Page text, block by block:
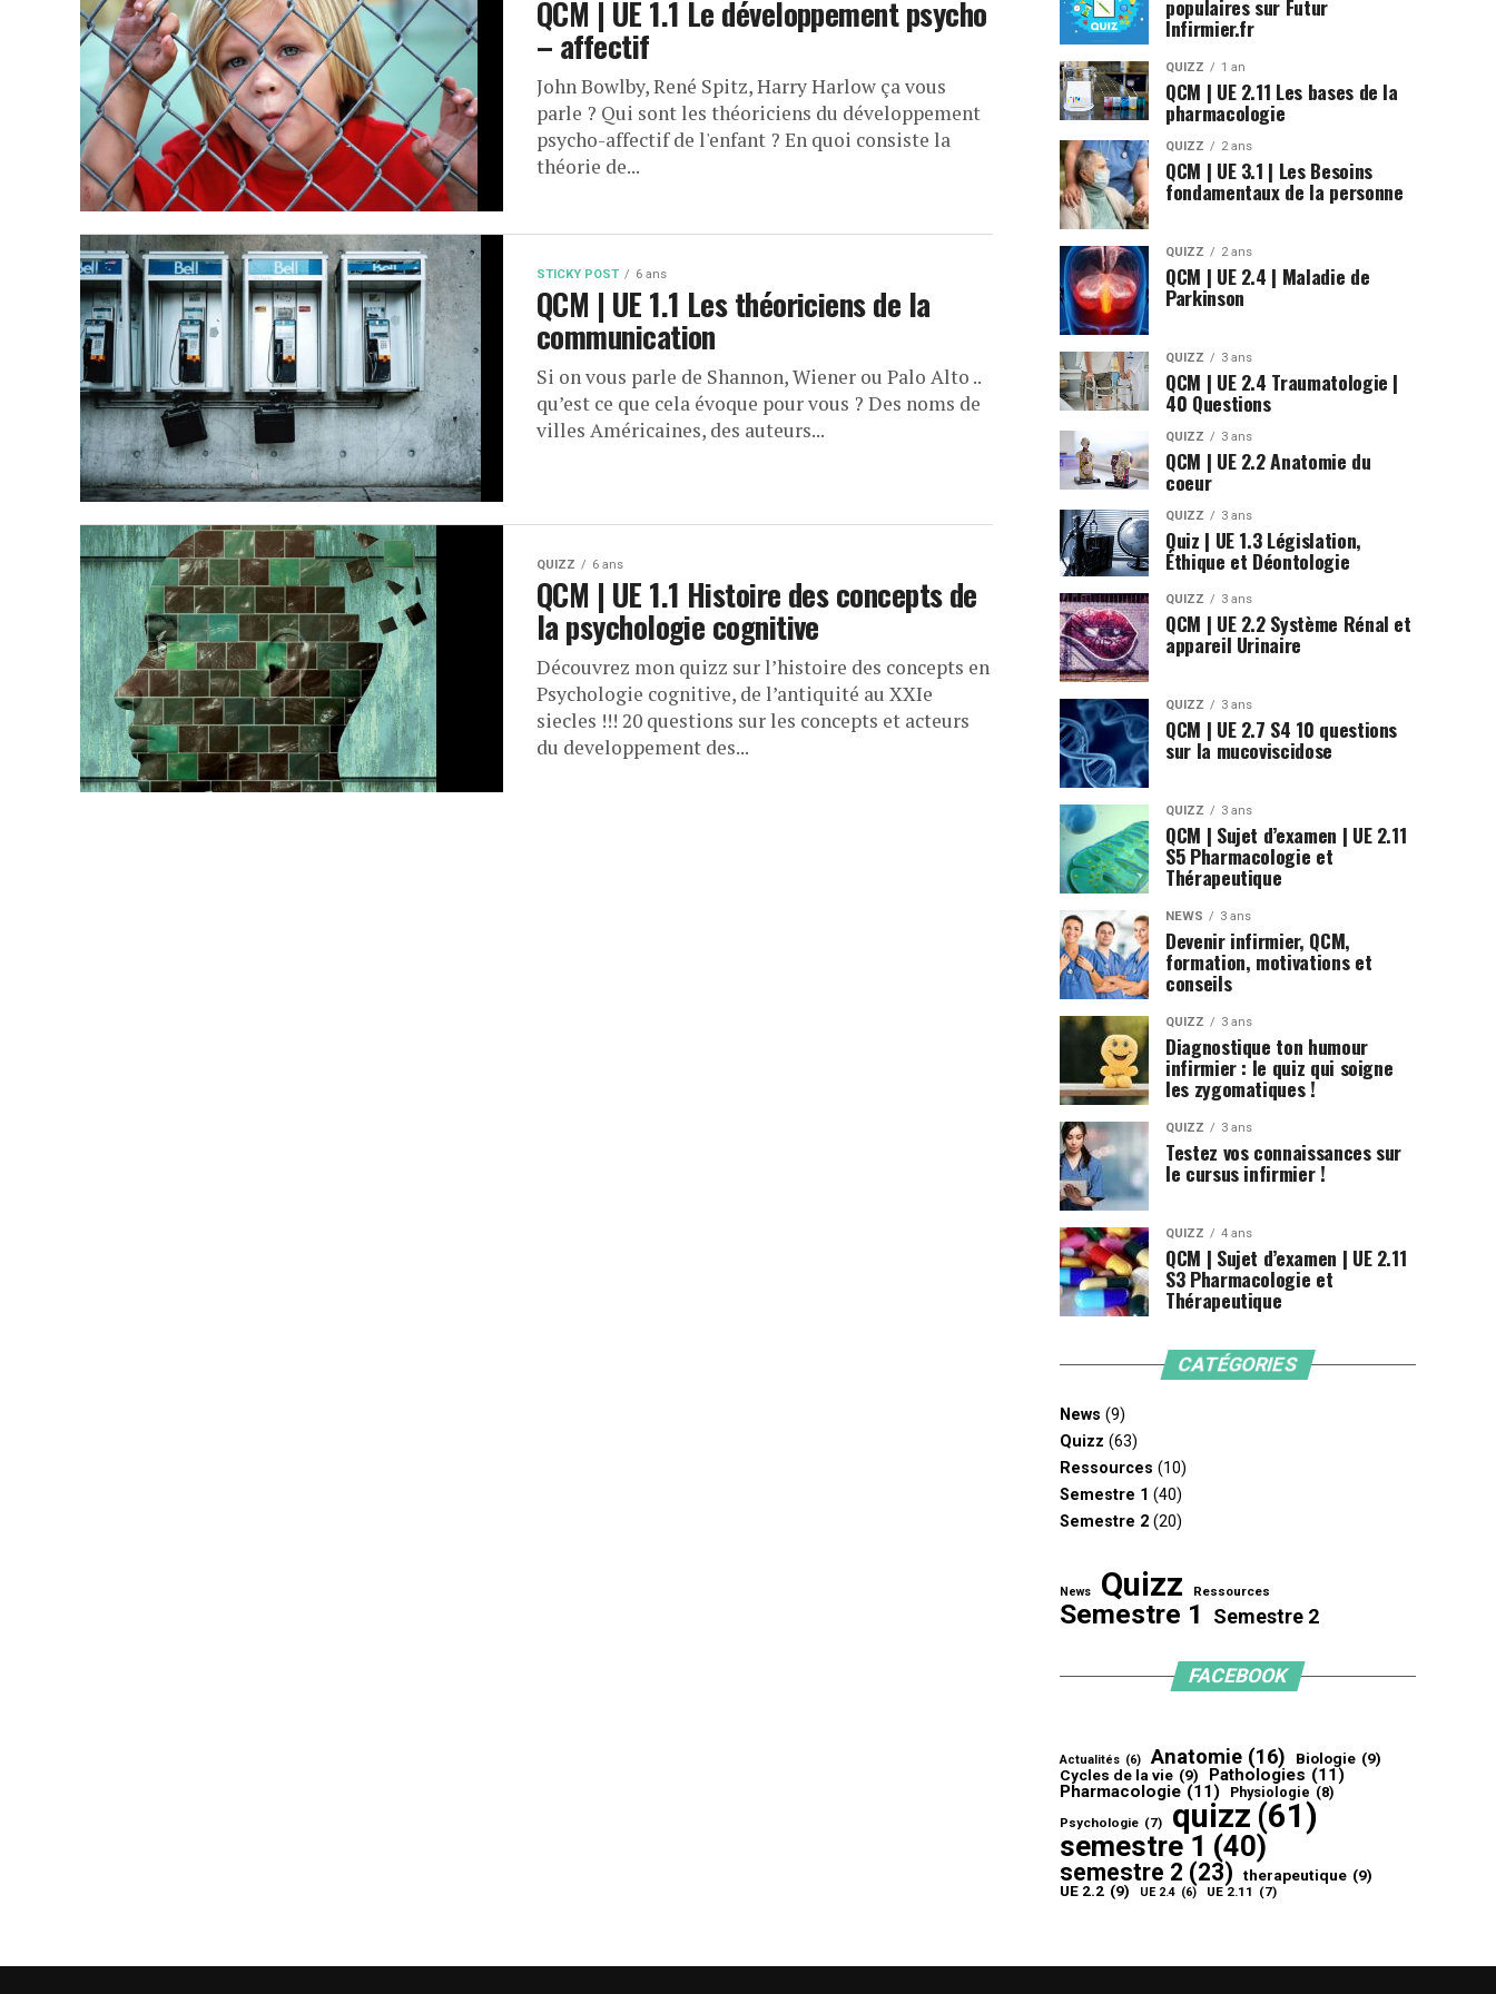
QCM | UE 1.1 Le développement psycho
– affectif
John Bowlby, René Spitz, Harry Harlow ça vous
parle ? Qui sont les théoriciens du développement
psycho-affectif de l'enfant ? En quoi consiste la
théorie de...
STICKY POST 6 ans
QCM | UE 1.1 Les théoriciens de la
communication
Si on vous parle de Shannon, Wiener ou Palo Alto ..
qu’est ce que cela évoque pour vous ? Des noms de
villes Américaines, des auteurs...
QUIZZ 6 ans
QCM | UE 1.1 Histoire des concepts de
la psychologie cognitive
Découvrez mon quizz sur l’histoire des concepts en
Psychologie cognitive, de l’antiquité au XXIe
siecles !!! 20 questions sur les concepts et acteurs
du developpement des...
populaires sur Futur
Infirmier.fr
QUIZZ 1 an
QCM | UE 2.11 Les bases de la
pharmacologie
QUIZZ 2 ans
QCM | UE 3.1 | Les Besoins
fondamentaux de la personne
QUIZZ 2 ans
QCM | UE 2.4 | Maladie de
Parkinson
QUIZZ 3 ans
QCM | UE 2.4 Traumatologie |
40 Questions
QUIZZ 3 ans
QCM | UE 2.2 Anatomie du
coeur
QUIZZ 3 ans
Quiz | UE 1.3 Législation,
Éthique et Déontologie
QUIZZ 3 ans
QCM | UE 2.2 Système Rénal et
appareil Urinaire
QUIZZ 3 ans
QCM | UE 2.7 S4 10 questions
sur la mucoviscidose
QUIZZ 3 ans
QCM | Sujet d’examen | UE 2.11
S5 Pharmacologie et
Thérapeutique
NEWS 3 ans
Devenir infirmier, QCM,
formation, motivations et
conseils
QUIZZ 3 ans
Diagnostique ton humour
infirmier : le quiz qui soigne
les zygomatiques !
QUIZZ 3 ans
Testez vos connaissances sur
le cursus infirmier !
QUIZZ 4 ans
QCM | Sujet d’examen | UE 2.11
S3 Pharmacologie et
Thérapeutique
CATÉGORIES
News (9)
Quizz (63)
Ressources (10)
Semestre 1 (40)
Semestre 2 (20)
News Quizz Ressources
Semestre 1 Semestre 2
FACEBOOK
Actualités (6) Anatomie (16) Biologie (9)
Cycles de la vie (9) Pathologies (11)
Pharmacologie (11) Physiologie (8)
Psychologie (7) quizz (61)
semestre 1 (40)
semestre 2 (23) therapeutique (9)
UE 2.2 (9) UE 2.4 (6) UE 2.11 (7)